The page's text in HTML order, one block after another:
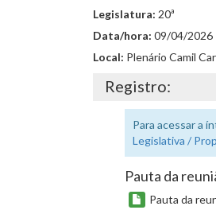
Legislatura: 20ª
Data/hora: 09/04/2026
Local: Plenário Camil
Registro:
Para acessar a
Legislativa /
Pauta da
Pauta da